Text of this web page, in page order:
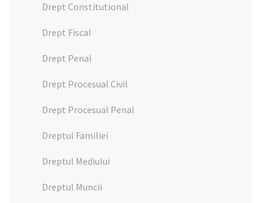
Drept Constitutional
Drept Fiscal
Drept Penal
Drept Procesual Civil
Drept Procesual Penal
Dreptul Familiei
Dreptul Mediului
Dreptul Muncii